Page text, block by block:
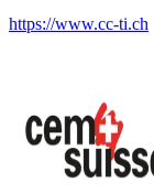
https://www.cc-ti.ch